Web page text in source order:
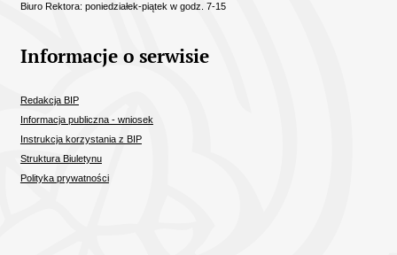
Biuro Rektora: poniedziałek-piątek w godz. 7-15
Informacje o serwisie
Redakcja BIP
Informacja publiczna - wniosek
Instrukcja korzystania z BIP
Struktura Biuletynu
Polityka prywatności